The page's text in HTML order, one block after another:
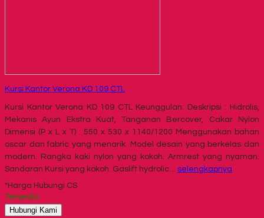
Kursi Kantor Verona KD 109 CTL
Kursi Kantor Verona KD 109 CTL Keunggulan: Deskripsi : Hidrolis,
Mekanis Ayun Ekstra Kuat, Tanganan Bercover, Cakar Nylon
Dimensi (P x L x T) : 550 x 530 x 1140/1200 Menggunakan bahan
oscar dan fabric yang menarik. Model desain yang berkelas dan
modern. Rangka kaki nylon yang kokoh. Armrest yang nyaman.
Sandaran Kursi yang kokoh. Gaslift hydrolic… selengkapnya
*Harga Hubungi CS
Tersedia
Hubungi Kami